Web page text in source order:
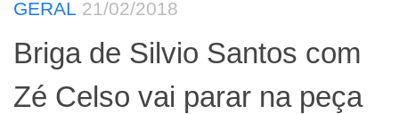
GERAL 21/02/2018
Briga de Silvio Santos com
Zé Celso vai parar na peça